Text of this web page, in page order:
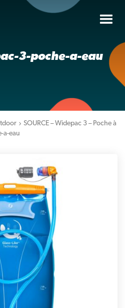
3-poche-a-eau
SOURCE – Widepac 3 – Poche à
a-eau